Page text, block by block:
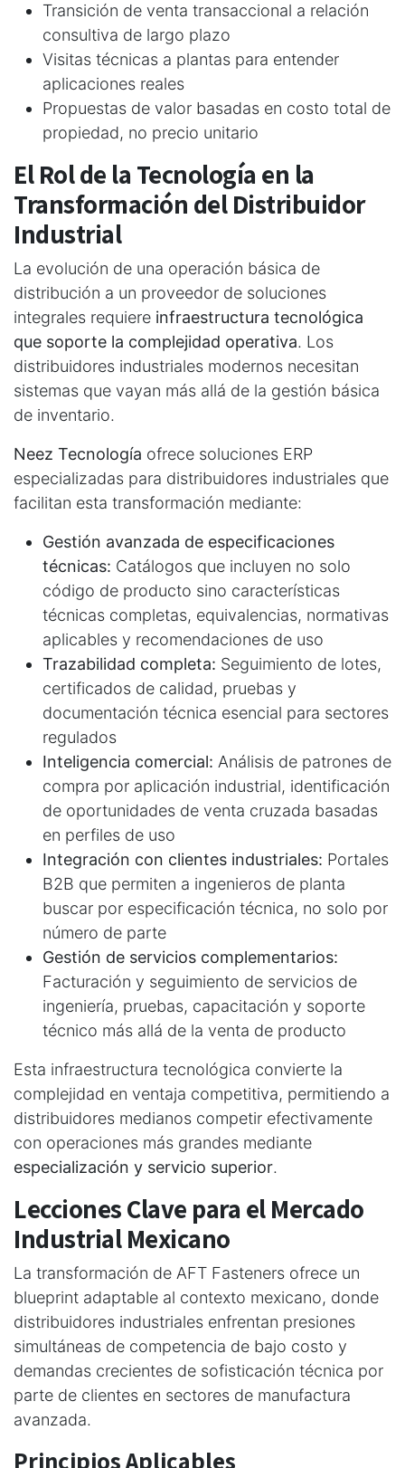
Transición de venta transaccional a relación
consultiva de largo plazo
Visitas técnicas a plantas para entender
aplicaciones reales
Propuestas de valor basadas en costo total de
propiedad, no precio unitario
El Rol de la Tecnología en la
Transformación del Distribuidor
Industrial
La evolución de una operación básica de
distribución a un proveedor de soluciones
integrales requiere infraestructura tecnológica
que soporte la complejidad operativa. Los
distribuidores industriales modernos necesitan
sistemas que vayan más allá de la gestión básica
de inventario.
Neez Tecnología ofrece soluciones ERP
especializadas para distribuidores industriales que
facilitan esta transformación mediante:
Gestión avanzada de especificaciones
técnicas: Catálogos que incluyen no solo
código de producto sino características
técnicas completas, equivalencias, normativas
aplicables y recomendaciones de uso
Trazabilidad completa: Seguimiento de lotes,
certificados de calidad, pruebas y
documentación técnica esencial para sectores
regulados
Inteligencia comercial: Análisis de patrones de
compra por aplicación industrial, identificación
de oportunidades de venta cruzada basadas
en perfiles de uso
Integración con clientes industriales: Portales
B2B que permiten a ingenieros de planta
buscar por especificación técnica, no solo por
número de parte
Gestión de servicios complementarios:
Facturación y seguimiento de servicios de
ingeniería, pruebas, capacitación y soporte
técnico más allá de la venta de producto
Esta infraestructura tecnológica convierte la
complejidad en ventaja competitiva, permitiendo a
distribuidores medianos competir efectivamente
con operaciones más grandes mediante
especialización y servicio superior.
Lecciones Clave para el Mercado
Industrial Mexicano
La transformación de AFT Fasteners ofrece un
blueprint adaptable al contexto mexicano, donde
distribuidores industriales enfrentan presiones
simultáneas de competencia de bajo costo y
demandas crecientes de sofisticación técnica por
parte de clientes en sectores de manufactura
avanzada.
Principios Aplicables